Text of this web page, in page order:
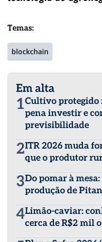
Temas:
blockchain
Em alta
1Cultivo protegido
pena investir e
previsibilidade
2ITR 2026 muda
que o produtor
3Do pomar à
produção de
4Limão-caviar:
cerca de R$2 mil